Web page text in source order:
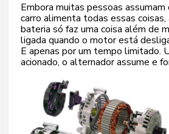
Embora muitas pessoas
carro alimenta todas essas coisas,
bateria só faz uma coisa além de
ligada quando o motor está
E apenas por um tempo limitado.
acionado, o alternador assume e